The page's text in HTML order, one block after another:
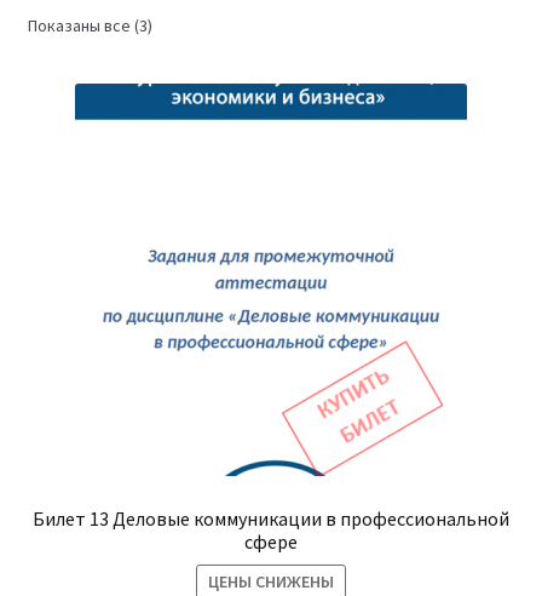
38.04.04 Государственное и муниципальное
Показаны все (3)
Билет 13 Деловые коммуникации в профессиональной
сфере
ЦЕНЫ СНИЖЕНЫ